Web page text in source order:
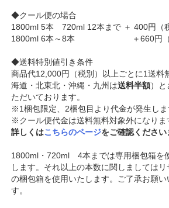
◆クール便の場合
1800ml 5本 720ml 12本まで ＋ 400円（
1800ml 6本～8本 ＋660円（
◆送料特別値引き条件
商品代12,000円（税別）以上ごとに1送料
海道・北東北・沖縄・九州は送料半額）と
ただいております。
※1梱包限定、2梱包目より代金が発生しま
※クール便代金は送料無料対象外になりま
詳しくはこちらのページをご確認ください
1800ml・720ml 4本までは専用梱包箱を
します。それ以上の本数に関しましては
の梱包箱を使用いたします。ご了承お願い
す。